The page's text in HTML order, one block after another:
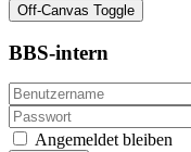
Off-Canvas Toggle
BBS-intern
Angemeldet bleiben